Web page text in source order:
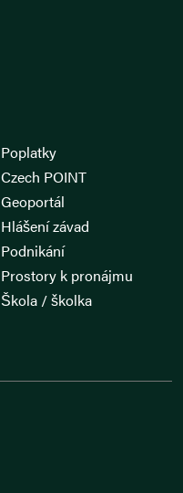
Poplatky
Czech POINT
Geoportál
Hlášení závad
Podnikání
Prostory k pronájmu
Škola / školka